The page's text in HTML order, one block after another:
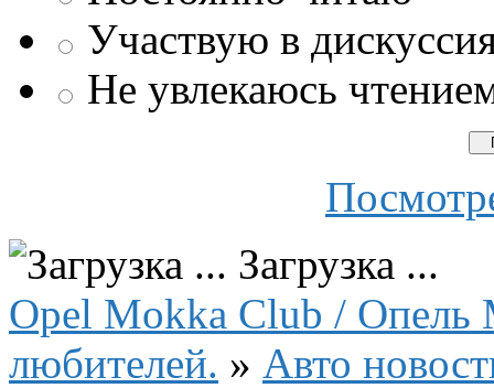
Участвую в
Не увлекаюсь
Загрузка ...
Opel Mokka Club / Опель
любителей. » Авто